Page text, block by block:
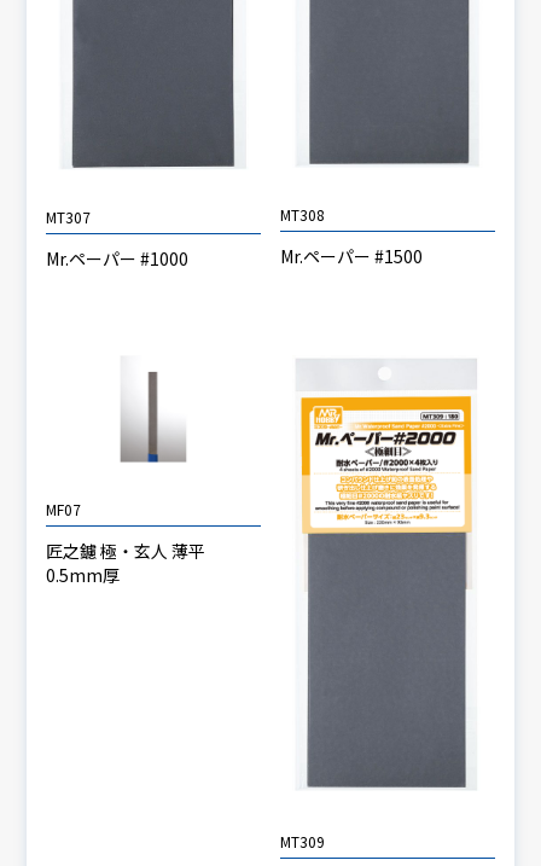
MT307
Mr.ペーパー #1000
MT308
Mr.ペーパー #1500
MF07
匠之鑢 極・玄人 薄平
0.5mm厚
MT309